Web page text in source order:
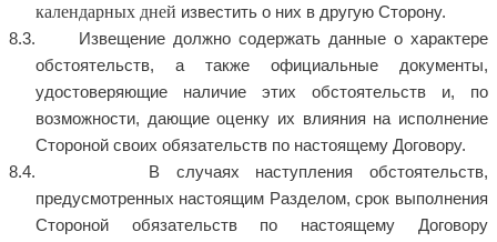
календарных дней известить о них в другую Сторону.
Извещение должно содержать данные о характере
обстоятельств, а также официальные документы,
удостоверяющие наличие этих обстоятельств и, по
возможности, дающие оценку их влияния на исполнение
Стороной своих обязательств по настоящему Договору.
В случаях наступления обстоятельств,
предусмотренных настоящим Разделом, срок выполнения
Стороной обязательств по настоящему Договору